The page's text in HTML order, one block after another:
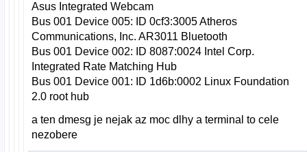
Asus Integrated Webcam
Bus 001 Device 005: ID 0cf3:3005 Atheros
Communications, Inc. AR3011 Bluetooth
Bus 001 Device 002: ID 8087:0024 Intel Corp.
Integrated Rate Matching Hub
Bus 001 Device 001: ID 1d6b:0002 Linux Foundation
2.0 root hub
a ten dmesg je nejak az moc dlhy a terminal to cele
nezobere